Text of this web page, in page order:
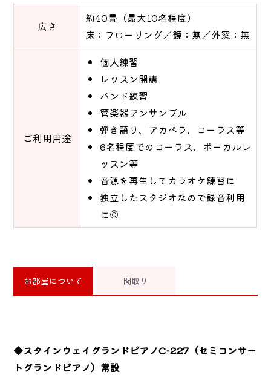
広さ
約40畳（最大10名程度）
床：フローリング／鏡：無／外窓：無
ご利用用途
個人練習
レッスン開講
バンド練習
管楽器アンサンブル
弾き語り、アカペラ、コーラス等
6名程度でのコーラス、ボーカルレ
ッスン等
音源を再生してカラオケ練習に
独立したスタジオなので録音利用
に◎
お部屋について 間取り
◆スタインウェイグランドピアノC-227（セミコンサー
トグランドピアノ）常設